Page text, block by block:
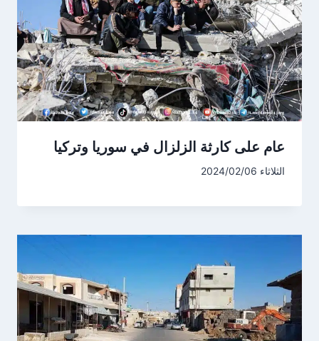
عام على كارثة الزلزال في سوريا وتركيا
الثلاثاء 2024/02/06